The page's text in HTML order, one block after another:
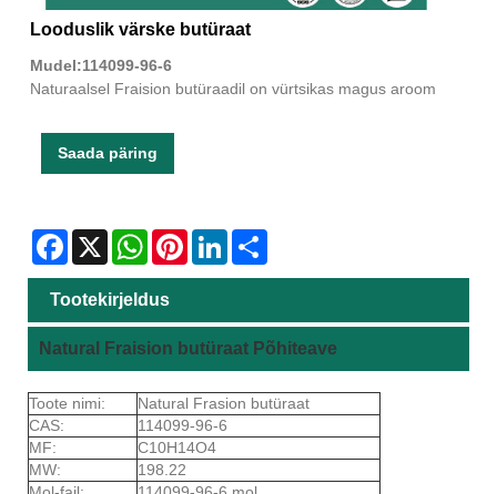
Looduslik värske butüraat
Mudel:114099-96-6
Naturaalsel Fraision butüraadil on vürtsikas magus aroom
Saada päring
Facebook
X WhatsAppPinterestLinkedIn
Tootekirjeldus
Natural Fraision butüraat Põhiteave
Toote nimi:
Natural Frasion butüraat
CAS:
114099-96-6
MF:
C10H14O4
MW:
198.22